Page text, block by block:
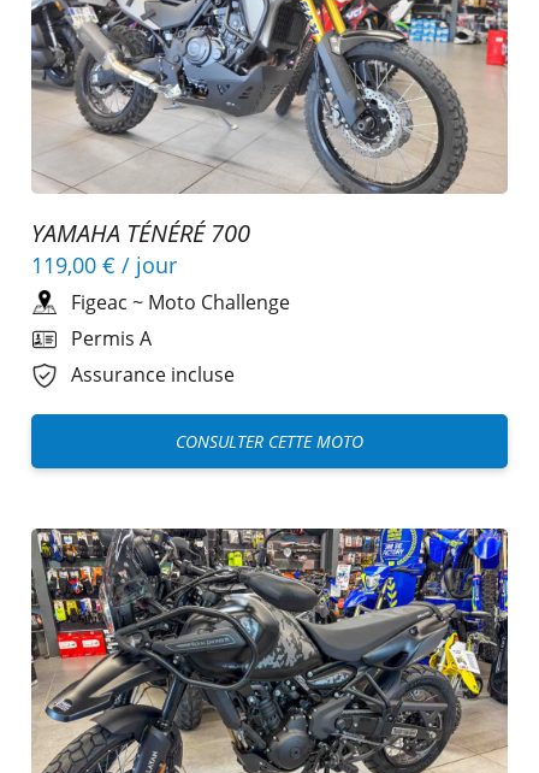
YAMAHA TÉNÉRÉ 700
119,00 € / jour
Figeac ~ Moto Challenge
Permis A
Assurance incluse
CONSULTER CETTE MOTO